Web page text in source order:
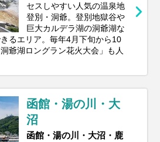
セスしやすい人気の温泉地
登別・洞爺。登別地獄谷や
巨大カルデラ湖の洞爺湖な
るエリア。毎年4月下旬から10
爺湖ロングラン花火大会」も人
函館・湯の川・大
沼
函館・湯の川・大沼・鹿